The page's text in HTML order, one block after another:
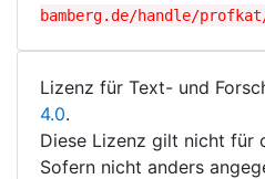
bamberg.de/handle/
Lizenz für Text- und
4.0.
Diese Lizenz gilt nicht für
Sofern nicht anders